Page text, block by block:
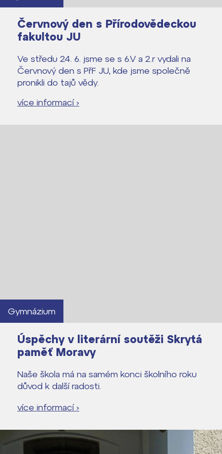
Červnový den s Přírodovědeckou
fakultou JU
Ve středu 24. 6. jsme se s 6.V a 2.r vydali na
Červnový den s PřF JU, kde jsme společně
pronikli do tajů vědy.
více informací ›
Gymnázium
Úspěchy v literární soutěži Skrytá
paměť Moravy
Naše škola má na samém konci školního roku
důvod k další radosti.
více informací ›